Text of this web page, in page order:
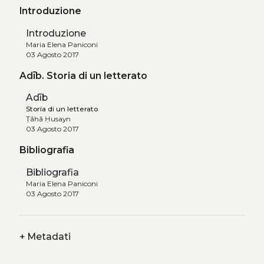
Introduzione
Introduzione
Maria Elena Paniconi
03 Agosto 2017
Adīb. Storia di un letterato
Adīb
Storia di un letterato
Ṭāhā Ḥusayn
03 Agosto 2017
Bibliografia
Bibliografia
Maria Elena Paniconi
03 Agosto 2017
+Metadati